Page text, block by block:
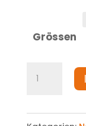
Grössen
Haarband